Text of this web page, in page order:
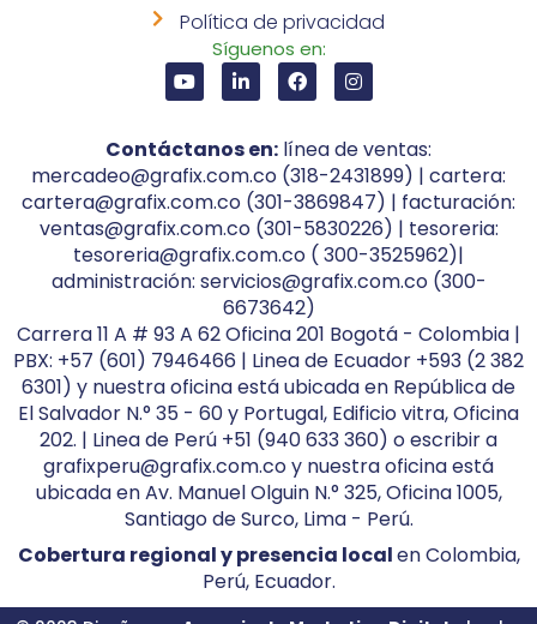
Política de privacidad
Síguenos en:
Contáctanos en: línea de ventas:
mercadeo@grafix.com.co (318-2431899) | cartera:
cartera@grafix.com.co (301-3869847) | facturación:
ventas@grafix.com.co (301-5830226) | tesoreria:
tesoreria@grafix.com.co ( 300-3525962)|
administración: servicios@grafix.com.co (300-
6673642)
Carrera 11 A # 93 A 62 Oficina 201 Bogotá - Colombia |
PBX: +57 (601) 7946466 | Linea de Ecuador +593 (2 382
6301) y nuestra oficina está ubicada en República de
El Salvador N.° 35 - 60 y Portugal, Edificio vitra, Oficina
202. | Linea de Perú +51 (940 633 360) o escribir a
grafixperu@grafix.com.co y nuestra oficina está
ubicada en Av. Manuel Olguin N.° 325, Oficina 1005,
Santiago de Surco, Lima - Perú.
Cobertura regional y presencia localen Colombia,
Perú, Ecuador.